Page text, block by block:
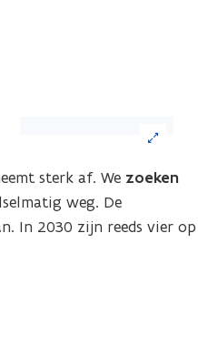
de
afbeelding
voor
sterk af. We zoeken
weg. De
In 2030 zijn reeds vier op